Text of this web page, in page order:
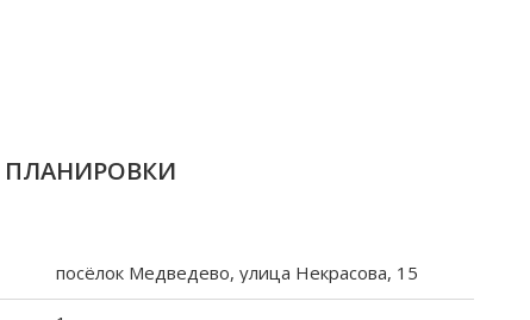
ПЛАНИРОВКИ
посёлок Медведево, улица Некрасова, 15